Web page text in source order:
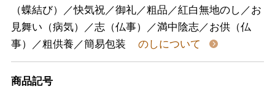
（蝶結び）／快気祝／御礼／粗品／紅白無地のし／お
見舞い（病気）／志（仏事）／満中陰志／お供（仏
事）／粗供養／簡易包装
のしについて
商品記号